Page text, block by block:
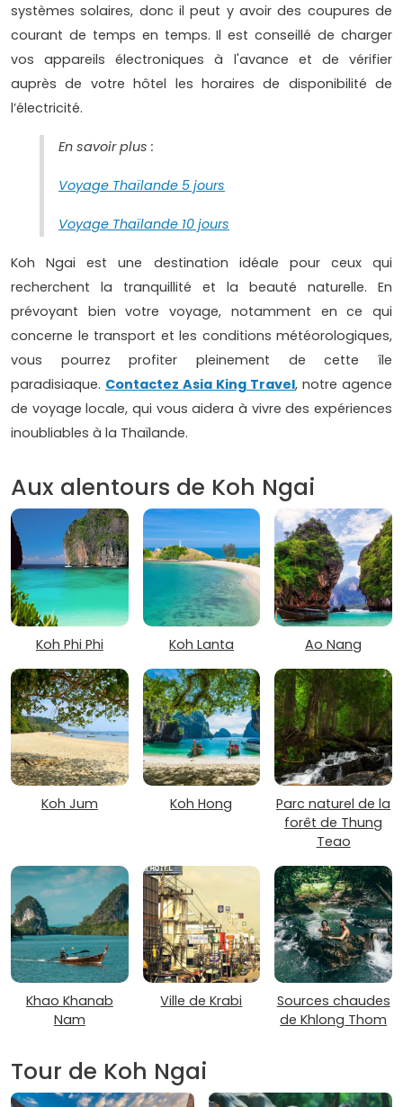
systèmes solaires, donc il peut y avoir des coupures de
courant de temps en temps. Il est conseillé de charger
vos appareils électroniques à l'avance et de vérifier
auprès de votre hôtel les horaires de disponibilité de
l’électricité.
En savoir plus :
Voyage Thaïlande 5 jours
Voyage Thaïlande 10 jours
Koh Ngai est une destination idéale pour ceux qui
recherchent la tranquillité et la beauté naturelle. En
prévoyant bien votre voyage, notamment en ce qui
concerne le transport et les conditions météorologiques,
vous pourrez profiter pleinement de cette île
paradisiaque. Contactez Asia King Travel, notre agence
de voyage locale, qui vous aidera à vivre des expériences
inoubliables à la Thaïlande.
Aux alentours de Koh Ngai
Koh Phi Phi Koh Lanta Ao Nang
Koh Jum Koh Hong
Parc naturel de la
forêt de Thung
Teao
Khao Khanab
Nam
Ville de Krabi
Sources chaudes
de Khlong Thom
Tour de Koh Ngai